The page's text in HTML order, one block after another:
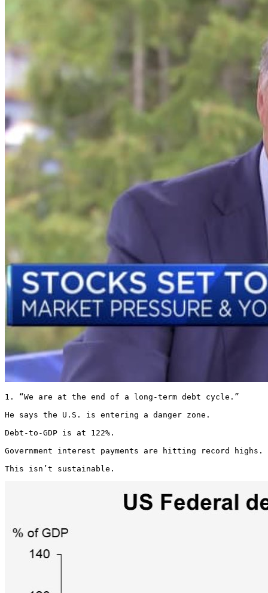
1. “We are at the end of a long-term debt cycle.”
He says the U.S. is entering a danger zone.
Debt-to-GDP is at 122%.
Government interest payments are hitting record highs.
This isn’t sustainable.